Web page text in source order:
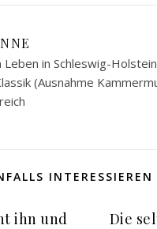
in Schleswig-
(Ausnahme
INTERESSIEREN
ihn und
Die